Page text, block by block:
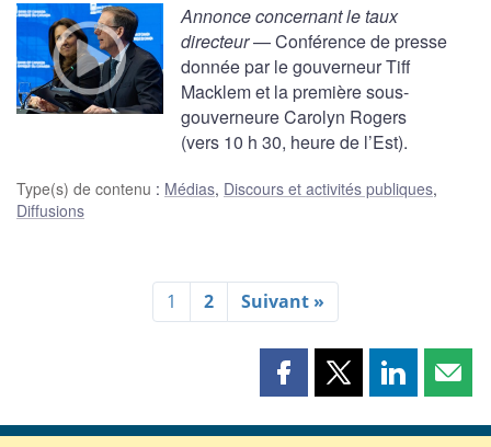
Annonce concernant le taux
directeur— Conférence de presse
donnée par le gouverneur Tiff
Macklem et la première sous-
gouverneure Carolyn Rogers
(vers 10 h 30, heure de l’Est).
Type(s) de contenu : Médias, Discours et activités publiques,
Diffusions
1 2 Suivant »
Partager
page
Partager
page
Partager
page page